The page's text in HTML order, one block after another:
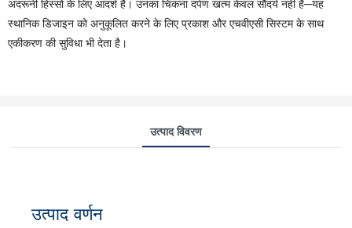
अंदरूनी हिस्सों के लिए आदर्श हैं। उनका चिकना दर्पण खत्म केवल सौंदर्य नहीं है—यह
स्थानिक डिजाइन को अनुकूलित करने के लिए प्रकाश और एचवीएसी सिस्टम के साथ
एकीकरण की सुविधा भी देता है।
उत्पाद विवरण
उत्पाद वर्णन